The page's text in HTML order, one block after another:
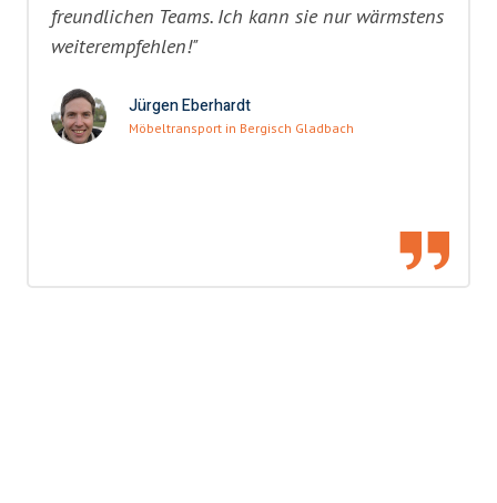
freundlichen Teams. Ich kann sie nur wärmstens
weiterempfehlen!"
Jürgen Eberhardt
Möbeltransport in Bergisch Gladbach